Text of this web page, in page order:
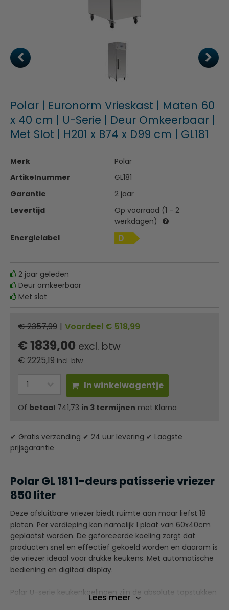
Polar | Euronorm Vrieskast | Maten 60
x 40 cm | U-Serie | Deur Omkeerbaar |
Met Slot | H201 x B74 x D99 cm | GL181
Merk
Polar
Artikelnummer
GL181
Garantie
2 jaar
Levertijd
Op voorraad (1 - 2
werkdagen)
Energielabel
2 jaar geleden
Deur omkeerbaar
Met slot
€ 2357,99 | Voordeel € 518,99
€ 1839,00 excl. btw
€ 2225,19 incl. btw
In winkelwagentje
Of betaal 741,73 in 3 termijnen met Klarna
✔ Gratis verzending ✔ 24 uur levering ✔ Laagste
prijsgarantie
Polar GL 181 1-deurs patisserie vriezer
850 liter
Deze afsluitbare vriezer biedt ruimte aan maar liefst 18
platen. Per verdieping kan namelijk 1 plaat van 60x40cm
geplaatst worden. De geforceerde koeling zorgt dat
producten snel en effectief gekoeld worden en daarom is
de vriezer ideaal voor drukke keukens. Met automatische
bediening en digitaal display.
Polar U-serie keukenkoelingen zijn de absolute topstukken
in de collectie, ontworpen om uw meest kostbare
Lees meer